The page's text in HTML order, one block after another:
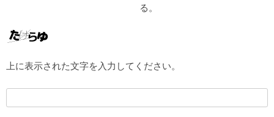
る。
上に表示された文字を入力してください。